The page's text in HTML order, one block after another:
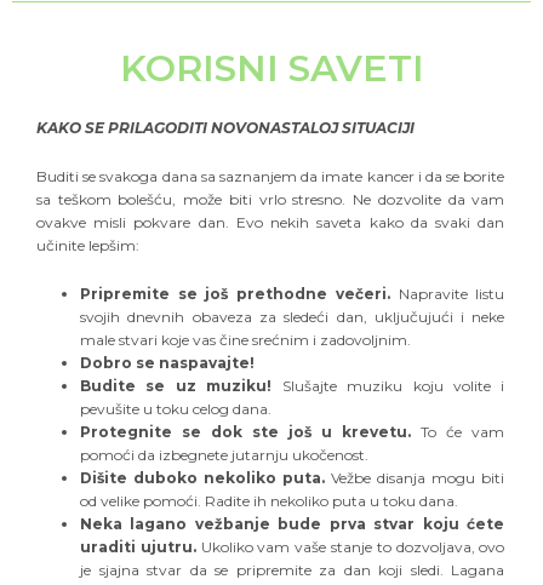
KORISNI SAVETI
KAKO SE PRILAGODITI NOVONASTALOJ SITUACIJI
Buditi se svakoga dana sa saznanjem da imate kancer i da se borite
sa teškom bolešću, može biti vrlo stresno. Ne dozvolite da vam
ovakve misli pokvare dan. Evo nekih saveta kako da svaki dan
učinite lepšim:
Pripremite se još prethodne večeri. Napravite listu
svojih dnevnih obaveza za sledeći dan, uključujući i neke
male stvari koje vas čine srećnim i zadovoljnim.
Dobro se naspavajte!
Budite se uz muziku! Slušajte muziku koju volite i
pevušite u toku celog dana.
Protegnite se dok ste još u krevetu.To će vam
pomoći da izbegnete jutarnju ukočenost.
Dišite duboko nekoliko puta.Vežbe disanja mogu biti
od velike pomoći. Radite ih nekoliko puta u toku dana.
Neka lagano vežbanje bude prva stvar koju ćete
uraditi ujutru. Ukoliko vam vaše stanje to dozvoljava, ovo
je sjajna stvar da se pripremite za dan koji sledi. Lagana